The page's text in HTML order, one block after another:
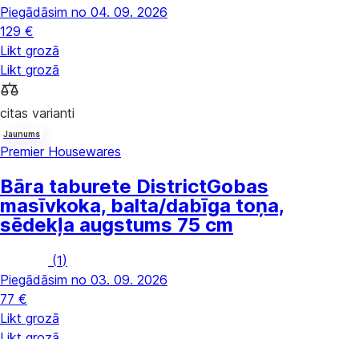
Piegādāsim no 04. 09. 2026
129 €
Likt grozā
Likt grozā
citas varianti
Jaunums
Premier Housewares
Bāra taburete DistrictGobas
masīvkoka, balta/dabīga toņa,
sēdekļa augstums 75 cm
(1)
Piegādāsim no 03. 09. 2026
77 €
Likt grozā